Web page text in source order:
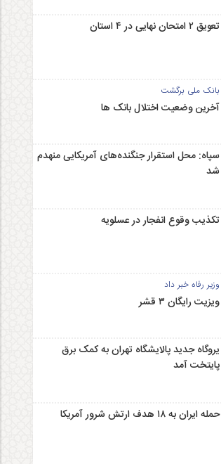
تعویق ۲ امتحان نهایی در ۴ استان
بانک ملی برگشت
آخرین وضعیت اختلال بانک ها
سپاه: محل استقرار جنگنده‌های آمریکایی منهدم
شد
تکذیب وقوع انفجار در عسلویه
وزیر رفاه خبر داد
ویزیت رایگان ۳ قشر
یروگاه جدید پالایشگاه تهران به کمک برق
پایتخت آمد
حمله ایران به ۱۸ هدف ارتش شرور آمریکا